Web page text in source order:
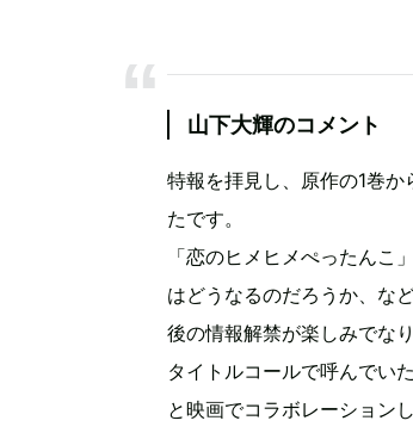
山下大輝のコメント
特報を拝見し、原作の1巻
たです。
「恋のヒメヒメぺったんこ
はどうなるのだろうか、な
後の情報解禁が楽しみでなり
タイトルコールで呼んでい
と映画でコラボレーション